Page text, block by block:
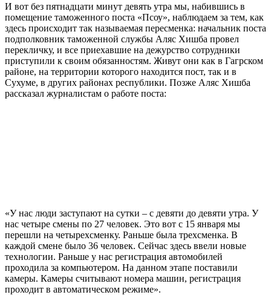
И вот без пятнадцати минут девять утра мы, набившись в
помещение таможенного поста «Псоу», наблюдаем за тем, как
здесь происходит так называемая пересменка: начальник поста
подполковник таможенной службы Аляс Хишба провел
перекличку, и все приехавшие на дежурство сотрудники
приступили к своим обязанностям. Живут они как в Гагрском
районе, на территории которого находится пост, так и в
Сухуме, в других районах республики. Позже Аляс Хишба
рассказал журналистам о работе поста:
«У нас люди заступают на сутки – с девяти до девяти утра. У
нас четыре смены по 27 человек. Это вот с 15 января мы
перешли на четырехсменку. Раньше была трехсменка. В
каждой смене было 36 человек. Сейчас здесь ввели новые
технологии. Раньше у нас регистрация автомобилей
проходила за компьютером. На данном этапе поставили
камеры. Камеры считывают номера машин, регистрация
проходит в автоматическом режиме».